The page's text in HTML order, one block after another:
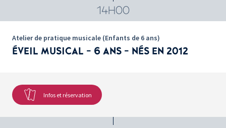
14H00
Atelier de pratique musicale (Enfants de 6 ans)
ÉVEIL MUSICAL - 6 ANS - NÉS EN 2012
Infos et réservation